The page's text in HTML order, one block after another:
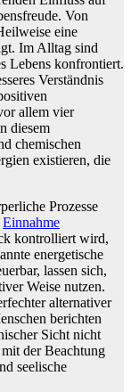
Von
eine
Im Alltag sind
Lebens konfrontiert.
Verständnis
allem vier
diesem
chemischen
existieren, die
Prozesse
Einnahme
kontrolliert wird,
energetische
lassen sich,
Weise nutzen.
alternativer
berichten
Sicht nicht
der Beachtung
seelische